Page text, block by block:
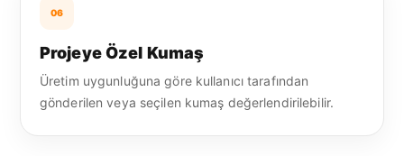
06
Projeye Özel Kumaş
Üretim uygunluğuna göre kullanıcı tarafından
gönderilen veya seçilen kumaş değerlendirilebilir.